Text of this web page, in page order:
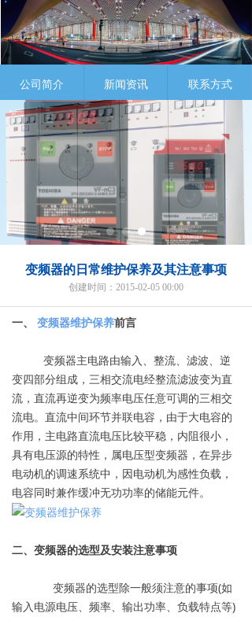
公司简介 新闻资讯 联系方式
变频器的日常维护保养及其注意事项
创建时间： 2015-02-05 00:00
一、 变频器维护保养前言
变频器主电路由输入、整流、滤波、逆
变四部分组成，三相交流电经整流滤波变为直
流，直流再逆变为频率电压任意可调的三相交
流电。直流中间环节并联电容，由于大电容的
作用，主电路直流电压比较平稳，内阻很小，
具有电压源的特性，属电压型变频器，在异步
电动机的调速系统中，因电动机为感性负载，
电容同时兼作缓冲无功功率的储能元件。
二、变频器的选型及安装注意事项
变频器的选型除一般须注意的事项(如
输入电源电压、频率、输出功率、负载特点等)